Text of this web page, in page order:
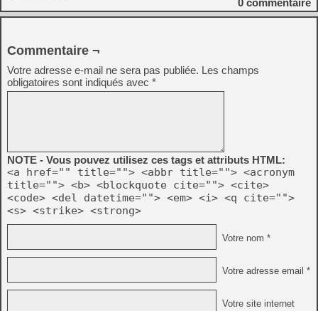
0 commentaire
Commentaire ¬
Votre adresse e-mail ne sera pas publiée. Les champs
obligatoires sont indiqués avec *
NOTE - Vous pouvez utilisez ces tags et attributs HTML:
<a href="" title=""> <abbr title=""> <acronym
title=""> <b> <blockquote cite=""> <cite>
<code> <del datetime=""> <em> <i> <q cite="">
<s> <strike> <strong>
Votre nom *
Votre adresse email *
Votre site internet